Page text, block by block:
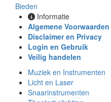
Bieden
Informatie
Algemene Voorwaarden
Disclaimer en Privacy
Login en Gebruik
Veilig handelen
Muziek en Instrumenten
Licht en Laser
Snaarinstrumenten